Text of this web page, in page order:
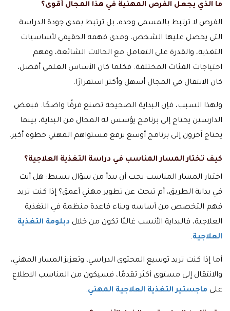
ما الذي يجعل الفرص المهنية في هذا المجال أقوى؟
الفرص لا ترتبط بالمسمى وحده، بل ترتبط بمدى جودة الدراسة
التي يحصل عليها الشخص، ومدى فهمه الحقيقي لأساسيات
التغذية، والقدرة على التعامل مع الحالات الشائعة، وفهم
احتياجات الفئات المختلفة. فكلما كان الأساس العلمي أفضل،
كان الانتقال في المجال أسهل وأكثر استقرارًا.
ولهذا السبب، فإن البداية الصحيحة تصنع فرقًا واضحًا. فبعض
الدارسين يحتاج إلى برنامج يؤسس له المجال من البداية، بينما
يحتاج آخرون إلى برنامج أوسع يرفع مستواهم المهني خطوة أكبر.
كيف تختار المسار المناسب في دراسة التغذية العلاجية؟
اختيار المسار المناسب يجب أن يبدأ من سؤال بسيط: هل أنت
في بداية الطريق، أم تبحث عن تطوير مهني أعمق؟ إذا كنت تريد
فهم التخصص من أساسه وبناء قاعدة منظمة في التغذية
العلاجية، فالبداية الأنسب غالبًا تكون من خلال دبلومة التغذية
العلاجية.
أما إذا كنت تريد توسيع المحتوى الدراسي، وتعزيز المسار المهني،
والانتقال إلى مستوى أكثر تقدمًا، فسيكون من المناسب الاطلاع
على ماجستير التغذية العلاجية المهني.